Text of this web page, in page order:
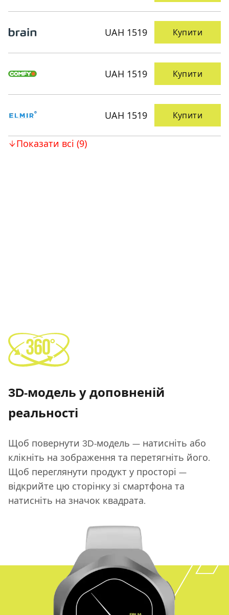
UAH 1519 Купити
UAH 1519 Купити
UAH 1519 Купити
Показати всі (9)
3D-модель у доповненій
реальності
Щоб повернути 3D-модель — натисніть або
клікніть на зображення та перетягніть його.
Щоб переглянути продукт у просторі —
відкрийте цю сторінку зі смартфона та
натисніть на значок квадрата.